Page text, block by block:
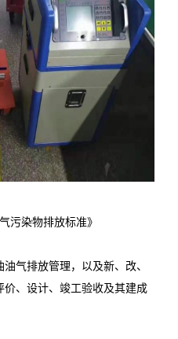
污染物排放标准》
气排放管理，以及新、改、
、设计、竣工验收及其建成